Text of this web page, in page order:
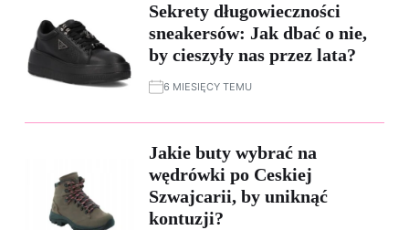
Sekrety długowieczności
sneakersów: Jak dbać o nie,
by cieszyły nas przez lata?
6 MIESIĘCY TEMU
Jakie buty wybrać na
wędrówki po Ceskiej
Szwajcarii, by uniknąć
kontuzji?